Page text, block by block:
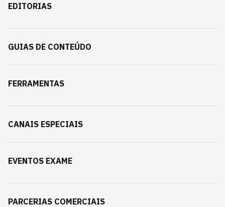
EDITORIAS
GUIAS DE CONTEÚDO
FERRAMENTAS
CANAIS ESPECIAIS
EVENTOS EXAME
PARCERIAS COMERCIAIS